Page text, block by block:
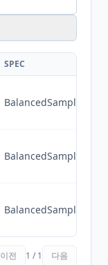
SPEC
BalancedSampling
BalancedSampling
BalancedSampling
이전 1 / 1 다음